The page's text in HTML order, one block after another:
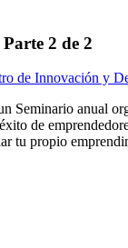
2 de 2
de Innovación y
Seminario anual
de
tu propio